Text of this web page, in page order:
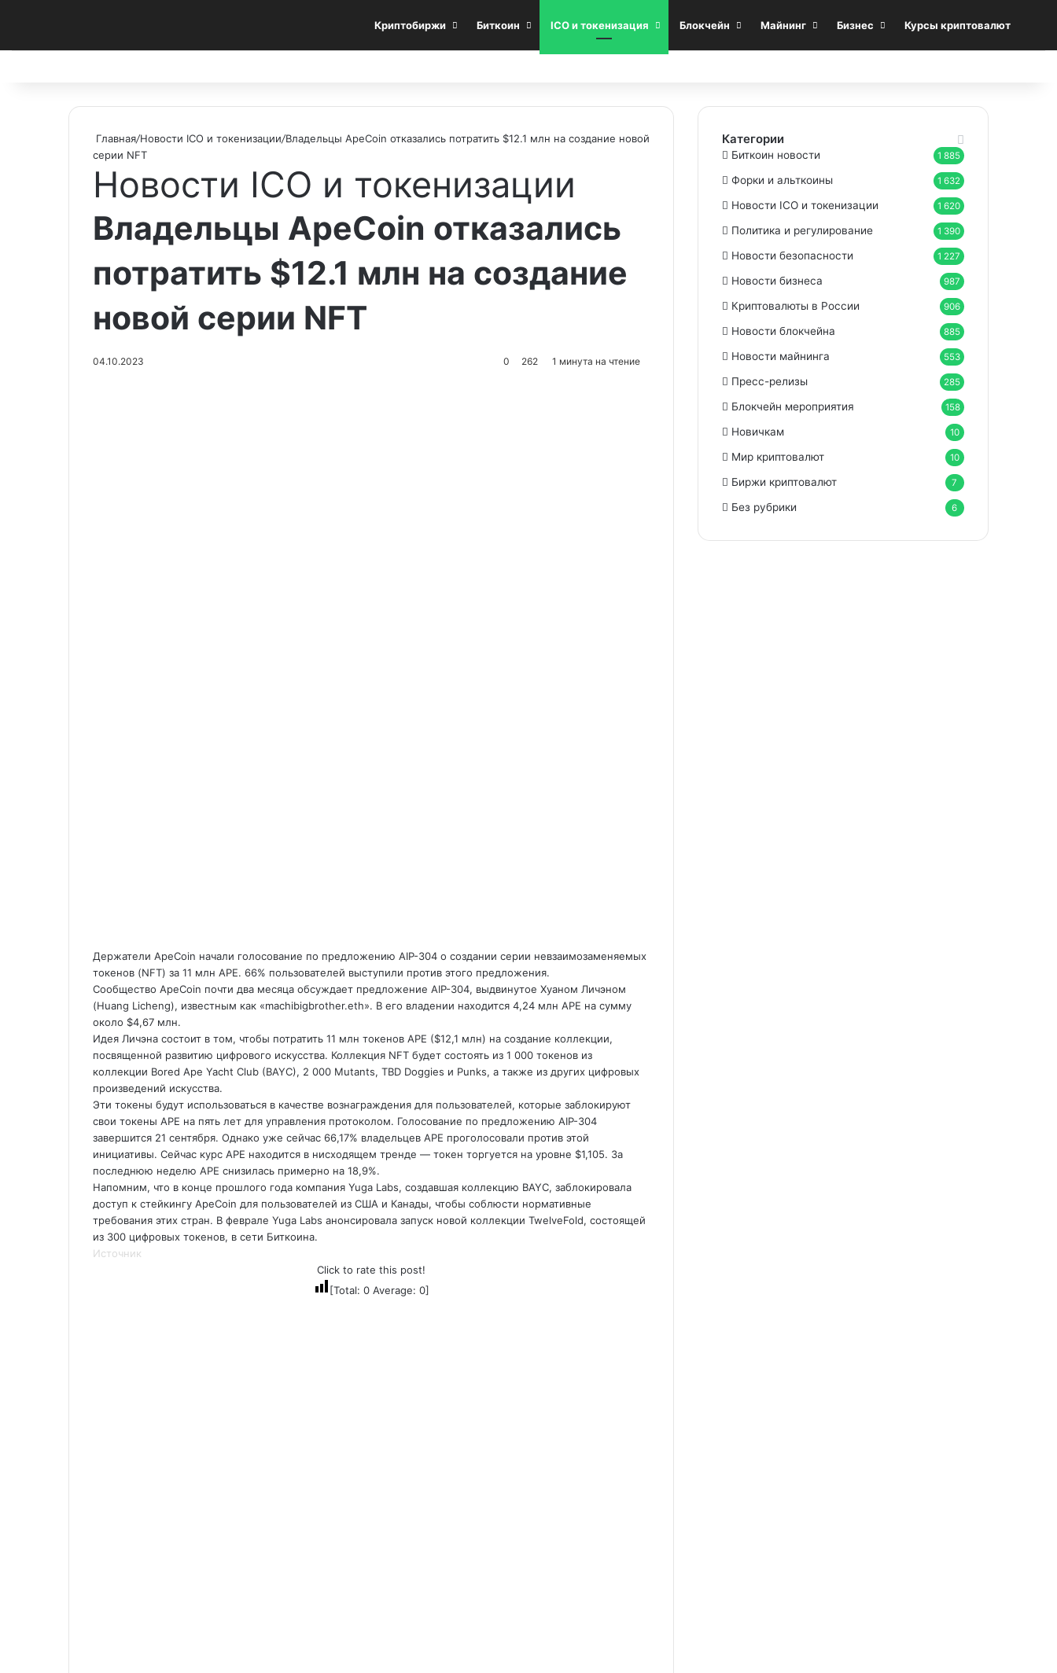
Криптобиржи Биткоин ICO и токенизация Блокчейн Майнинг Бизнес Курсы криптовалют
Главная/Новости ICO и токенизации/Владельцы ApeCoin отказались потратить $12.1 млн на создание новой
серии NFT
Новости ICO и токенизации
Владельцы ApeCoin отказались
потратить $12.1 млн на создание
новой серии NFT
04.10.2023 0 262 1 минута на чтение
Держатели ApeCoin начали голосование по предложению AIP-304 о создании серии невзаимозаменяемых
токенов (NFT) за 11 млн APE. 66% пользователей выступили против этого предложения.
Сообщество ApeCoin почти два месяца обсуждает предложение AIP-304, выдвинутое Хуаном Личэном
(Huang Licheng), известным как «machibigbrother.eth». В его владении находится 4,24 млн APE на сумму
около $4,67 млн.
Идея Личэна состоит в том, чтобы потратить 11 млн токенов APE ($12,1 млн) на создание коллекции,
посвященной развитию цифрового искусства. Коллекция NFT будет состоять из 1 000 токенов из
коллекции Bored Ape Yacht Club (BAYC), 2 000 Mutants, TBD Doggies и Punks, а также из других цифровых
произведений искусства.
Эти токены будут использоваться в качестве вознаграждения для пользователей, которые заблокируют
свои токены APE на пять лет для управления протоколом. Голосование по предложению AIP-304
завершится 21 сентября. Однако уже сейчас 66,17% владельцев APE проголосовали против этой
инициативы. Сейчас курс APE находится в нисходящем тренде — токен торгуется на уровне $1,105. За
последнюю неделю APE снизилась примерно на 18,9%.
Напомним, что в конце прошлого года компания Yuga Labs, создавшая коллекцию BAYC, заблокировала
доступ к стейкингу ApeCoin для пользователей из США и Канады, чтобы соблюсти нормативные
требования этих стран. В феврале Yuga Labs анонсировала запуск новой коллекции TwelveFold, состоящей
из 300 цифровых токенов, в сети Биткоина.
Источник
Click to rate this post!
[Total: 0Average: 0]
Категории
Биткоин новости 1 885
Форки и альткоины 1 632
Новости ICO и токенизации 1 620
Политика и регулирование 1 390
Новости безопасности 1 227
Новости бизнеса 987
Криптовалюты в России 906
Новости блокчейна 885
Новости майнинга 553
Пресс-релизы 285
Блокчейн мероприятия 158
Новичкам 10
Мир криптовалют 10
Биржи криптовалют 7
Без рубрики 6